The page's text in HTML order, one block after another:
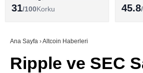
SÖZLÜK
31/100Korku 45.8
Ana Sayfa ›Altcoin Haberleri
Ripple ve SEC